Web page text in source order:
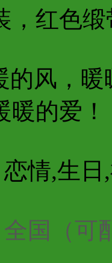
，红色
的风，
的爱！
情,生日
国（可